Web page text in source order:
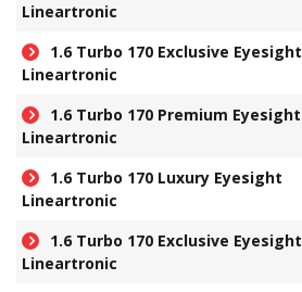
Lineartronic
1.6 Turbo 170 Exclusive Eyesight
Lineartronic
1.6 Turbo 170 Premium Eyesight
Lineartronic
1.6 Turbo 170 Luxury Eyesight
Lineartronic
1.6 Turbo 170 Exclusive Eyesight
Lineartronic